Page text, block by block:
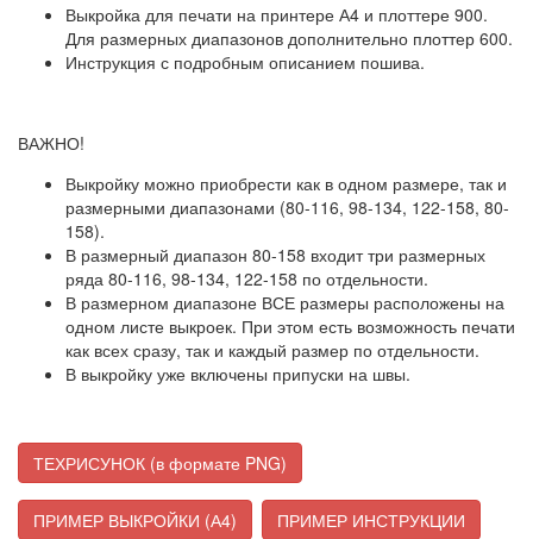
Выкройка для печати на принтере А4 и плоттере 900.
Для размерных диапазонов дополнительно плоттер 600.
Инструкция с подробным описанием пошива.
ВАЖНО!
Выкройку можно приобрести как в одном размере, так и
размерными диапазонами (80-116, 98-134, 122-158, 80-
158).
В размерный диапазон 80-158 входит три размерных
ряда 80-116, 98-134, 122-158 по отдельности.
В размерном диапазоне ВСЕ размеры расположены на
одном листе выкроек. При этом есть возможность печати
как всех сразу, так и каждый размер по отдельности.
В выкройку уже включены припуски на швы.
ТЕХРИСУНОК (в формате PNG)
ПРИМЕР ВЫКРОЙКИ (А4) ПРИМЕР ИНСТРУКЦИИ